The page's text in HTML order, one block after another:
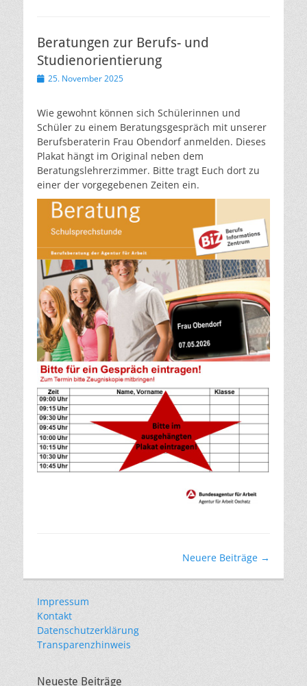
Beratungen zur Berufs- und
Studienorientierung
Veröffentlicht
25. November 2025
Wie gewohnt können sich Schülerinnen und
Schüler zu einem Beratungsgespräch mit unserer
Berufsberaterin Frau Obendorf anmelden. Dieses
Plakat hängt im Original neben dem
Beratungslehrerzimmer. Bitte tragt Euch dort zu
einer der vorgegebenen Zeiten ein.
Neuere Beiträge →
Impressum
Kontakt
Datenschutzerklärung
Transparenzhinweis
Neueste Beiträge